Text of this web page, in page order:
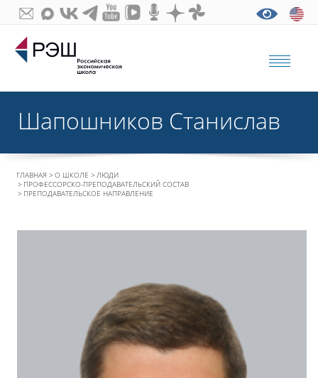
Шапошников Станислав
ГЛАВНАЯ О ШКОЛЕ
ЛЮДИ
ПРОФЕССОРСКО-ПРЕПОДАВАТЕЛЬСКИЙ СОСТАВ
ПРЕПОДАВАТЕЛЬСКОЕ НАПРАВЛЕНИЕ